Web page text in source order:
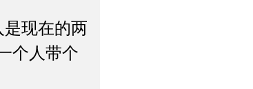
现在的两
个人带个